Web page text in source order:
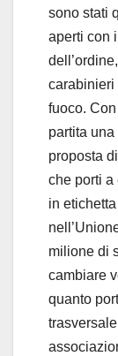
sono stati
aperti con
carabinieri
fuoco.
partita
proposta
che porti a
in
milione di
cambiare
quanto